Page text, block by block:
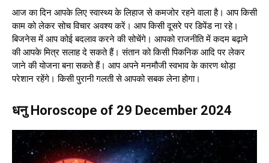
आज का दिन आपके लिए स्वास्थ्य के लिहाज से कमजोर रहने वाला है। आप किसी
काम को लेकर सोच विचार अवश्य करें। आप किसी दूसरे पर डिपेंड ना रहे।
बिजनेस में आप कोई बदलाव करने की सोचेंगे। आपको राजनीति में कदम बढ़ाने
की आपके मित्र सलाह दे सकते हैं। संतान को किसी पिकनिक आदि पर लेकर
जाने की योजना बना सकते हैं। आप अपने मनमौजी स्वभाव के कारण थोड़ा
परेशान रहेंगे। किसी पुरानी गलती से आपको सबक लेना होगा।
धनु Horoscope of 29 December 2024